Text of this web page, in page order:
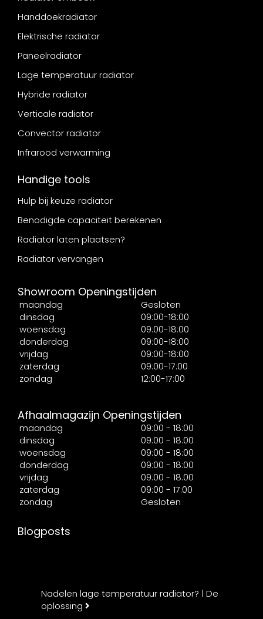
Handdoekradiator
Elektrische radiator
Paneelradiator
Lage temperatuur radiator
Hybride radiator
Verticale radiator
Convector radiator
Infrarood verwarming
Handige tools
Hulp bij keuze radiator
Benodigde capaciteit berekenen
Radiator laten plaatsen?
Radiator vervangen
Showroom Openingstijden
maandag
Gesloten
dinsdag
09:00-18:00
woensdag
09:00-18:00
donderdag
09:00-18:00
vrijdag
09:00-18:00
zaterdag
09:00-17:00
zondag
12:00-17:00
Afhaalmagazijn Openingstijden
maandag
09:00 - 18:00
dinsdag
09:00 - 18:00
woensdag
09:00 - 18:00
donderdag
09:00 - 18:00
vrijdag
09:00 - 18:00
zaterdag
09:00 - 17:00
zondag
Gesloten
Blogposts
Nadelen lage temperatuur radiator? | De
oplossing